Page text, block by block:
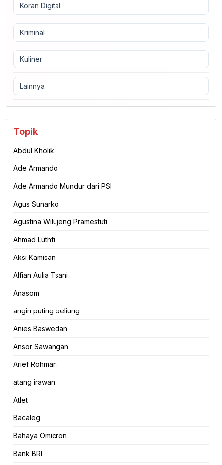
Koran Digital
Kriminal
Kuliner
Lainnya
Topik
Abdul Kholik
Ade Armando
Ade Armando Mundur dari PSI
Agus Sunarko
Agustina Wilujeng Pramestuti
Ahmad Luthfi
Aksi Kamisan
Alfian Aulia Tsani
Anasom
angin puting beliung
Anies Baswedan
Ansor Sawangan
Arief Rohman
atang irawan
Atlet
Bacaleg
Bahaya Omicron
Bank BRI